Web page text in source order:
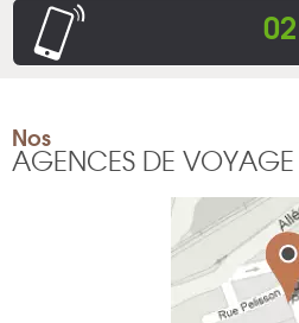
Nos
AGENCES DE VOYAGE